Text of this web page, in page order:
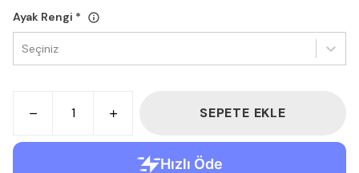
Ayak Rengi *
Seçiniz
SEPETE EKLE